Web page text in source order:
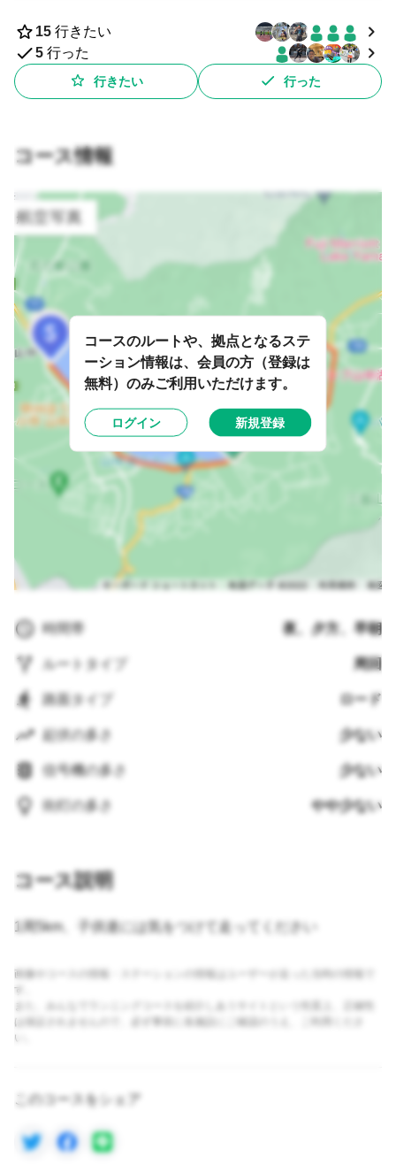
15 行きたい
5 行った
行きたい 行った
コース情報
時間帯 夜、夕方、早朝
ルートタイプ 周回
路面タイプ ロード
起伏の多さ 少ない
信号機の多さ 少ない
街灯の多さ やや少ない
コース説明
1周5km、子供達には気をつけて走ってください
画像やコースの情報・ステーションの情報はユーザーが走った当時の情報で
す。
また、みんなでランニングコースを紹介しあうサイトという性質上、正確性
は保証されませんので、必ず事前に各施設にご確認のうえ、ご利用くださ
い。
このコースをシェア
コースのルートや、拠点となるステ
ーション情報は、会員の方（登録は
無料）のみご利用いただけます。
ログイン 新規登録